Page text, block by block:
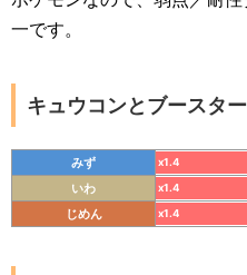
一です。
キュウコンとブースタ
みず x1.4
いわ x1.4
じめん x1.4